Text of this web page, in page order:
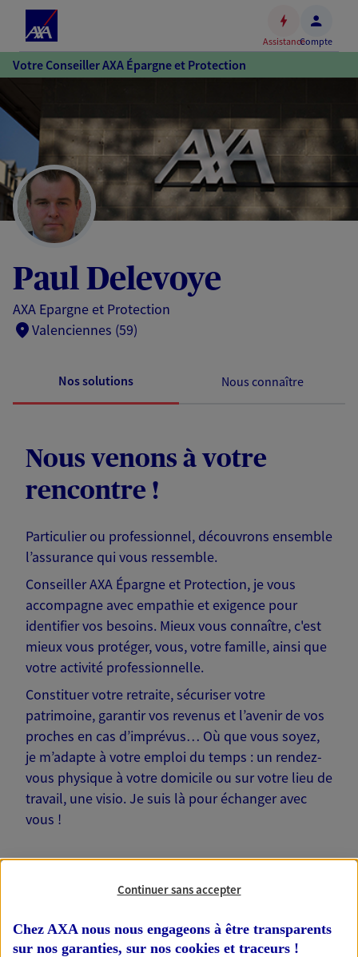
Accéder
au
Accéder
au
pied
de
page
AssistanceCompte
Votre Conseiller AXA Épargne et Protection
Paul Delevoye
AXA Epargne et Protection
Valenciennes (59)
Nos solutions Nous connaître
Nous venons à votre
rencontre !
Particulier ou professionnel, découvrons ensemble
l’assurance qui vous ressemble.
Conseiller AXA Épargne et Protection, je vous
accompagne avec empathie et exigence pour
identifier vos besoins. Mieux vous connaître, c'est
mieux vous protéger, vous, votre famille, ainsi que
votre activité professionnelle.
Constituer votre retraite, sécuriser votre
patrimoine, garantir vos revenus et l’avenir de vos
proches en cas d’imprévus… Où que vous soyez,
je m’adapte à votre emploi du temps : un rendez-
vous physique à votre domicile ou sur votre lieu de
travail, une visio. Je suis là pour échanger avec
vous !
Nos offres phares
Continuer sans accepter
Chez AXA nous nous engageons à être transparents
sur nos garanties, sur nos cookies et traceurs !